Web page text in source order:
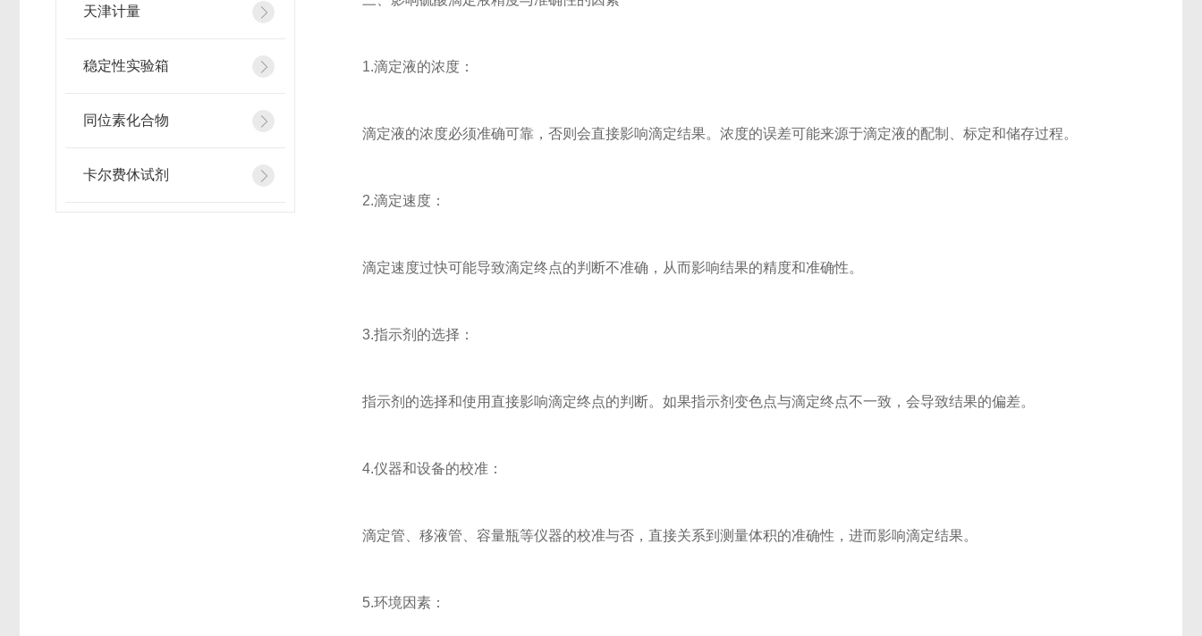
天津计量
稳定性实验箱
同位素化合物
卡尔费休试剂
1.滴定液的浓度：
滴定液的浓度必须准确可靠，否则会直接影响滴定结果。浓度的误差可能来源于滴定液的配制、标定和储存过程。
2.滴定速度：
滴定速度过快可能导致滴定终点的判断不准确，从而影响结果的精度和准确性。
3.指示剂的选择：
指示剂的选择和使用直接影响滴定终点的判断。如果指示剂变色点与滴定终点不一致，会导致结果的偏差。
4.仪器和设备的校准：
滴定管、移液管、容量瓶等仪器的校准与否，直接关系到测量体积的准确性，进而影响滴定结果。
5.环境因素：